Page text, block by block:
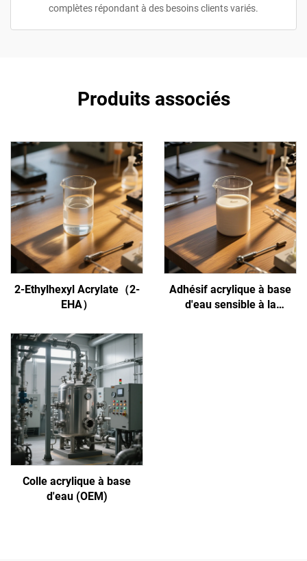
complètes répondant à des besoins clients variés.
Produits associés
2-Ethylhexyl Acrylate（2-
EHA）
Adhésif acrylique à base
d'eau sensible à la
Colle acrylique à base
d'eau (OEM)